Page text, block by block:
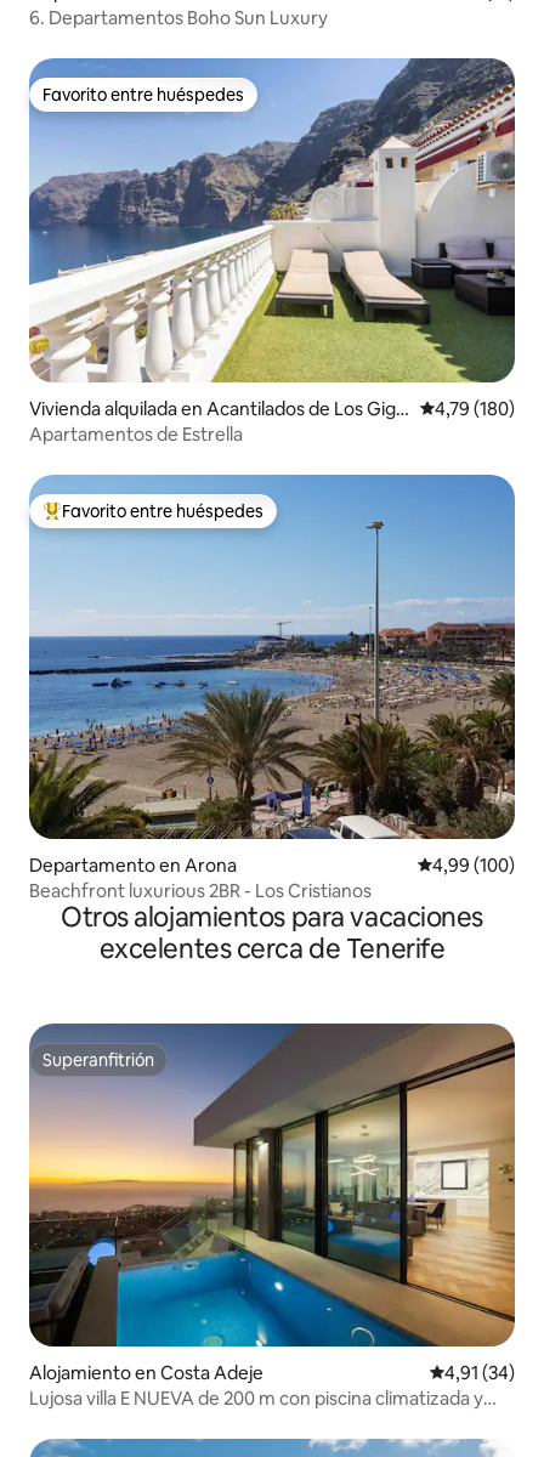
6. Departamentos Boho Sun Luxury
Favorito entre huéspedes
Favorito entre huéspedes
Vivienda alquilada en Acantilados de Los Giga
ntes
Calificación
4,79 (180)
Apartamentos de Estrella
Favorito entre los huéspedes más destacados
Favorito entre huéspedes
Departamento en Arona Calificación
4,99 (100)
Beachfront luxurious 2BR - Los Cristianos
Otros alojamientos para vacaciones
excelentes cerca de Tenerife
Superanfitrión
Superanfitrión
Alojamiento en Costa Adeje Calificación
4,91 (34)
Lujosa villa E NUEVA de 200 m con piscina climatizada y